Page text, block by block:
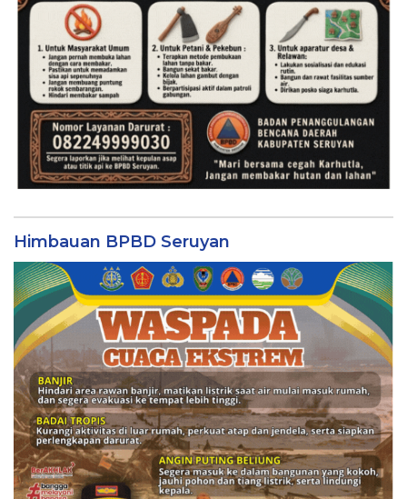
Himbauan BPBD Seruyan